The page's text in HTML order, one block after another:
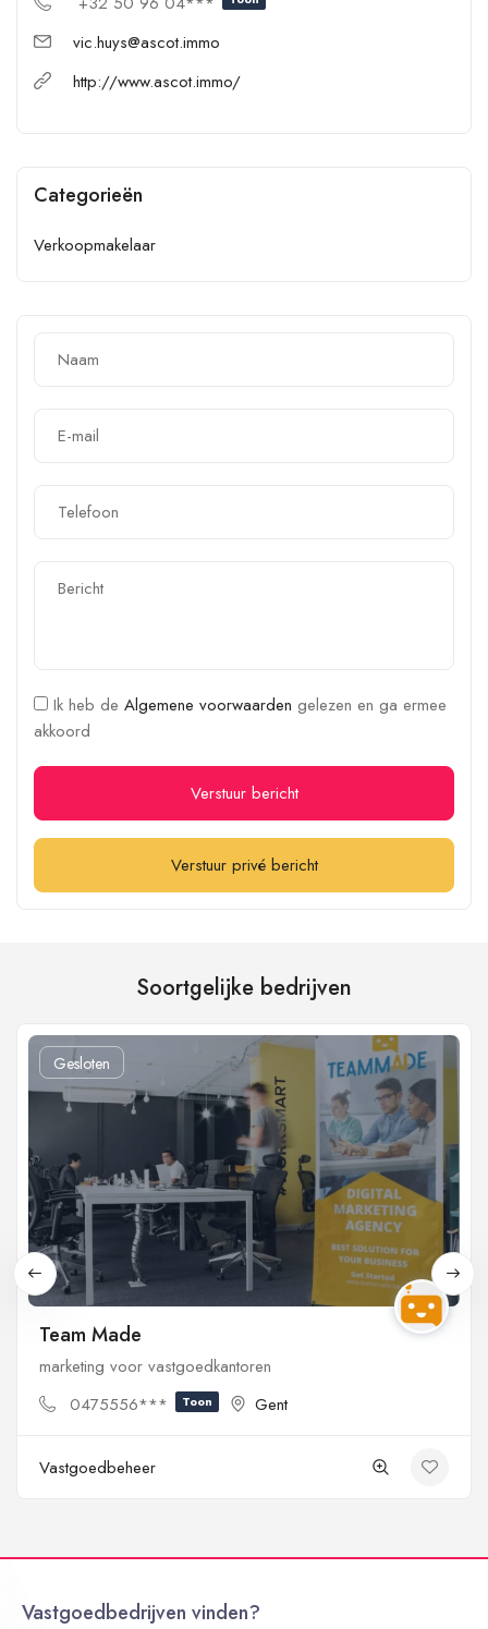
vic.huys@ascot.immo
http://www.ascot.immo/
Categorieën
Verkoopmakelaar
Ik heb de Algemene voorwaarden gelezen en ga ermee
akkoord
Verstuur bericht
Verstuur privé bericht
Soortgelijke bedrijven
Gesloten
Team Made
marketing voor vastgoedkantoren
0475556***
Toon Gent
Vastgoedbeheer
Vastgoedbedrijven vinden?